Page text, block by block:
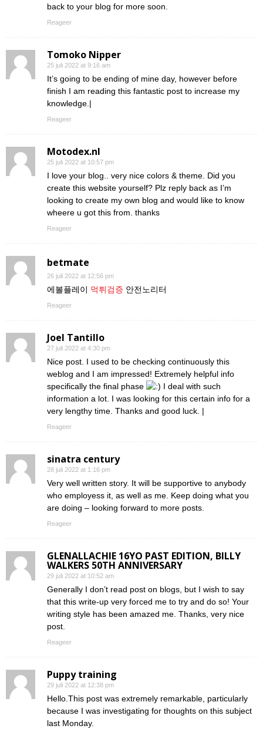
back to your blog for more soon.
Reageer
Tomoko Nipper
25 juli 2022 at 9:16 am
It’s going to be ending of mine day, however before
finish I am reading this fantastic post to increase my
knowledge.|
Reageer
Motodex.nl
25 juli 2022 at 10:57 pm
I love your blog.. very nice colors & theme. Did you
create this website yourself? Plz reply back as I’m
looking to create my own blog and would like to know
wheere u got this from. thanks
Reageer
betmate
26 juli 2022 at 12:56 pm
에볼플레이 먹튀검증 안전노리터
Reageer
Joel Tantillo
27 juli 2022 at 4:30 pm
Nice post. I used to be checking continuously this
weblog and I am impressed! Extremely helpful info
specifically the final phase
I deal with such
information a lot. I was looking for this certain info for a
very lengthy time. Thanks and good luck. |
Reageer
sinatra century
28 juli 2022 at 1:16 pm
Very well written story. It will be supportive to anybody
who employess it, as well as me. Keep doing what you
are doing – looking forward to more posts.
Reageer
GLENALLACHIE 16YO PAST EDITION, BILLY
WALKERS 50TH ANNIVERSARY
29 juli 2022 at 10:52 am
Generally I don’t read post on blogs, but I wish to say
that this write-up very forced me to try and do so! Your
writing style has been amazed me. Thanks, very nice
post.
Reageer
Puppy training
29 juli 2022 at 12:38 pm
Hello.This post was extremely remarkable, particularly
because I was investigating for thoughts on this subject
last Monday.